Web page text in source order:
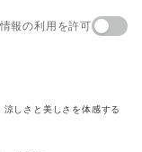
報の利用を許可
しさと美しさを体感する